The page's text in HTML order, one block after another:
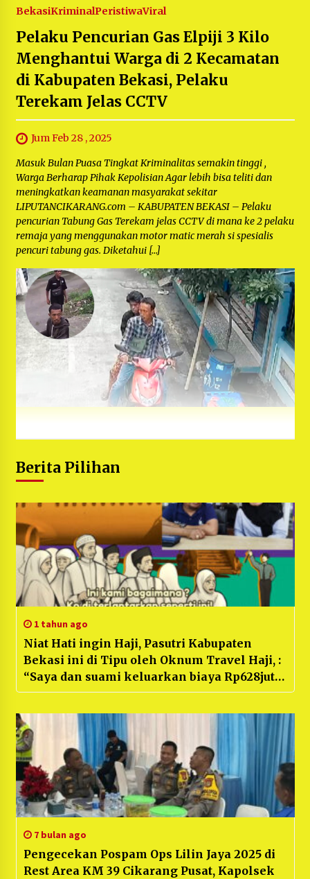
BekasiKriminalPeristiwaViral
Pelaku Pencurian Gas Elpiji 3 Kilo
Menghantui Warga di 2 Kecamatan
di Kabupaten Bekasi, Pelaku
Terekam Jelas CCTV
Jum Feb 28 , 2025
Masuk Bulan Puasa Tingkat Kriminalitas semakin tinggi ,
Warga Berharap Pihak Kepolisian Agar lebih bisa teliti dan
meningkatkan keamanan masyarakat sekitar
LIPUTANCIKARANG.com – KABUPATEN BEKASI – Pelaku
pencurian Tabung Gas Terekam jelas CCTV di mana ke 2 pelaku
remaja yang menggunakan motor matic merah si spesialis
pencuri tabung gas. Diketahui […]
Berita Pilihan
1 tahun ago
Niat Hati ingin Haji, Pasutri Kabupaten
Bekasi ini di Tipu oleh Oknum Travel Haji, :
“Saya dan suami keluarkan biaya Rp628juta
untuk Haji, Tetapi diterlantarkan di Gurun”
7 bulan ago
Pengecekan Pospam Ops Lilin Jaya 2025 di
Rest Area KM 39 Cikarang Pusat, Kapolsek